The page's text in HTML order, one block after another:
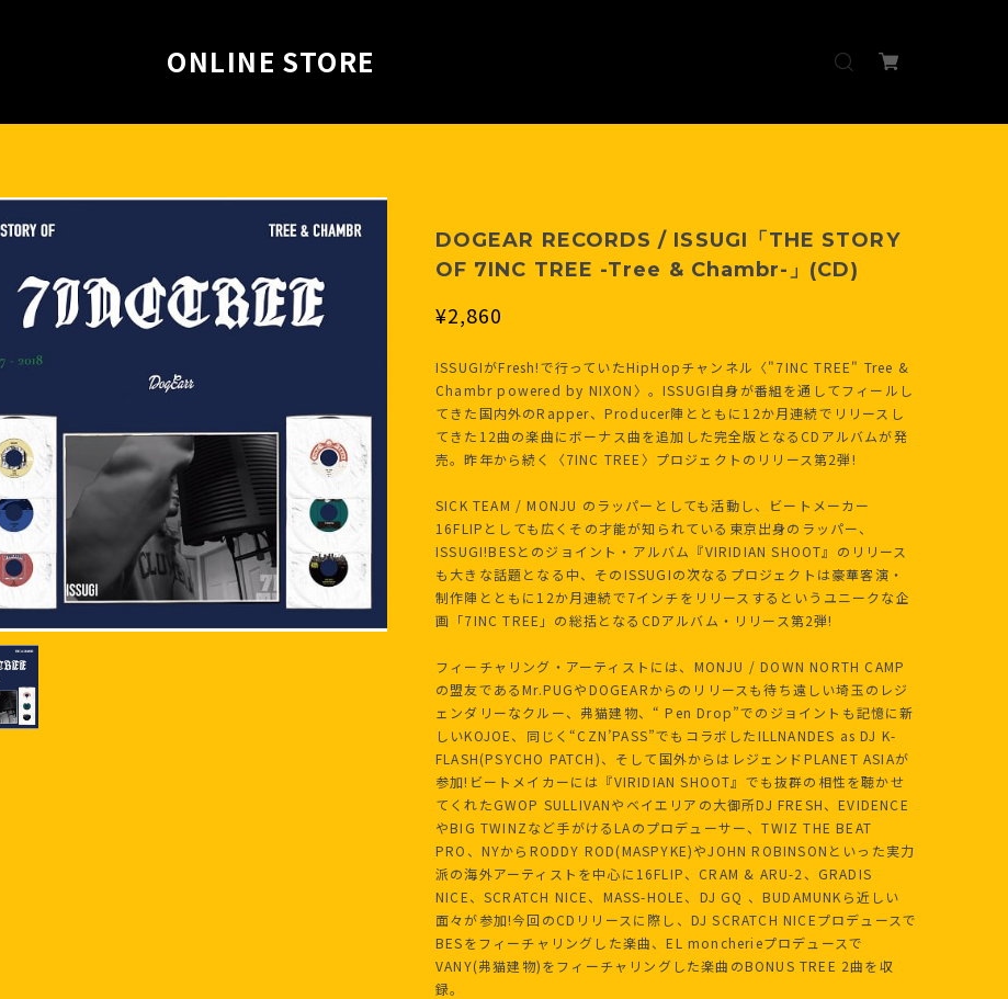
ONLINE STORE
DOGEAR RECORDS / ISSUGI「THE STORY
OF 7INC TREE -Tree & Chambr-」(CD)
¥2,860
ISSUGIがFresh!で行っていたHipHopチャンネル〈"7INC TREE" Tree &
Chambr powered by NIXON〉。ISSUGI自身が番組を通してフィールし
てきた国内外のRapper、Producer陣とともに12か月連続でリリースし
てきた12曲の楽曲にボーナス曲を追加した完全版となるCDアルバムが発
売。昨年から続く〈7INC TREE〉プロジェクトのリリース第2弾!
SICK TEAM / MONJU のラッパーとしても活動し、ビートメーカー
16FLIPとしても広くその才能が知られている東京出身のラッパー、
ISSUGI!BESとのジョイント・アルバム『VIRIDIAN SHOOT』のリリース
も大きな話題となる中、そのISSUGIの次なるプロジェクトは豪華客演・
制作陣とともに12か月連続で7インチをリリースするというユニークな企
画「7INC TREE」の総括となるCDアルバム・リリース第2弾!
フィーチャリング・アーティストには、MONJU / DOWN NORTH CAMP
の盟友であるMr.PUGやDOGEARからのリリースも待ち遠しい埼玉のレジ
ェンダリーなクルー、弗猫建物、“ Pen Drop”でのジョイントも記憶に新
しいKOJOE、同じく“CZN’PASS”でもコラボしたILLNANDES as DJ K-
FLASH(PSYCHO PATCH)、そして国外からはレジェンドPLANET ASIAが
参加!ビートメイカーには『VIRIDIAN SHOOT』でも抜群の相性を聴かせ
てくれたGWOP SULLIVANやベイエリアの大御所DJ FRESH、EVIDENCE
やBIG TWINZなど手がけるLAのプロデューサー、TWIZ THE BEAT
PRO、NYからRODDY ROD(MASPYKE)やJOHN ROBINSONといった実力
派の海外アーティストを中心に16FLIP、CRAM & ARU-2、GRADIS
NICE、SCRATCH NICE、MASS-HOLE、DJ GQ 、BUDAMUNKら近しい
面々が参加!今回のCDリリースに際し、DJ SCRATCH NICEプロデュースで
BESをフィーチャリングした楽曲、EL moncherieプロデュースで
VANY(弗猫建物)をフィーチャリングした楽曲のBONUS TREE 2曲を収
録。